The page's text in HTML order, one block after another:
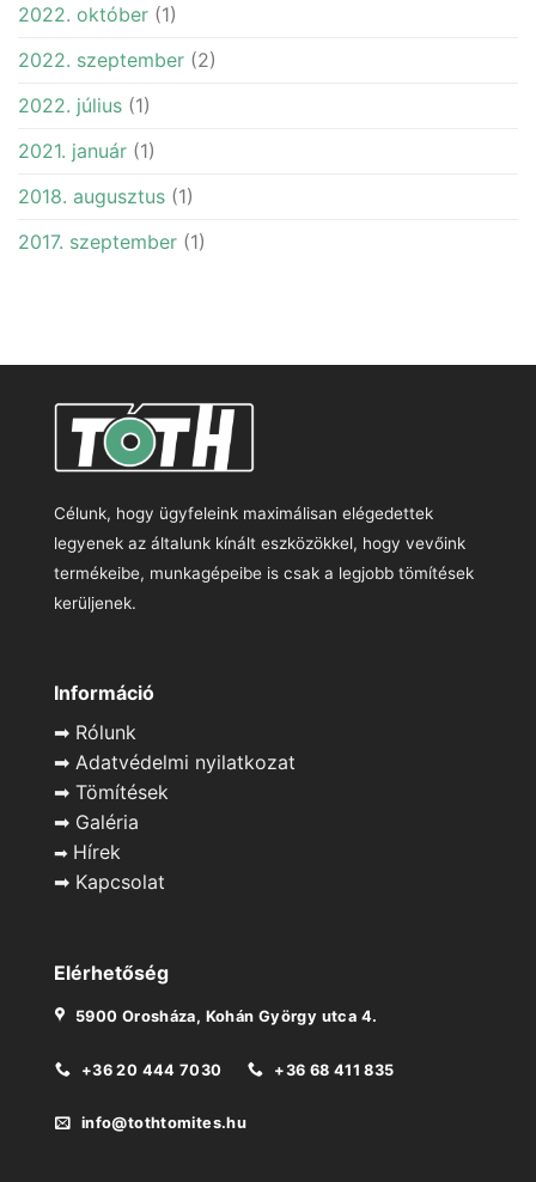
2022. október (1)
2022. szeptember (2)
2022. július (1)
2021. január (1)
2018. augusztus (1)
2017. szeptember (1)
Célunk, hogy ügyfeleink maximálisan elégedettek
legyenek az általunk kínált eszközökkel, hogy vevőink
termékeibe, munkagépeibe is csak a legjobb tömítések
kerüljenek.
Információ
➡ Rólunk
➡ Adatvédelmi nyilatkozat
➡ Tömítések
➡ Galéria
➡ Hírek
➡ Kapcsolat
Elérhetőség
5900 Orosháza, Kohán György utca 4.
+36 20 444 7030 +36 68 411 835
info@tothtomites.hu